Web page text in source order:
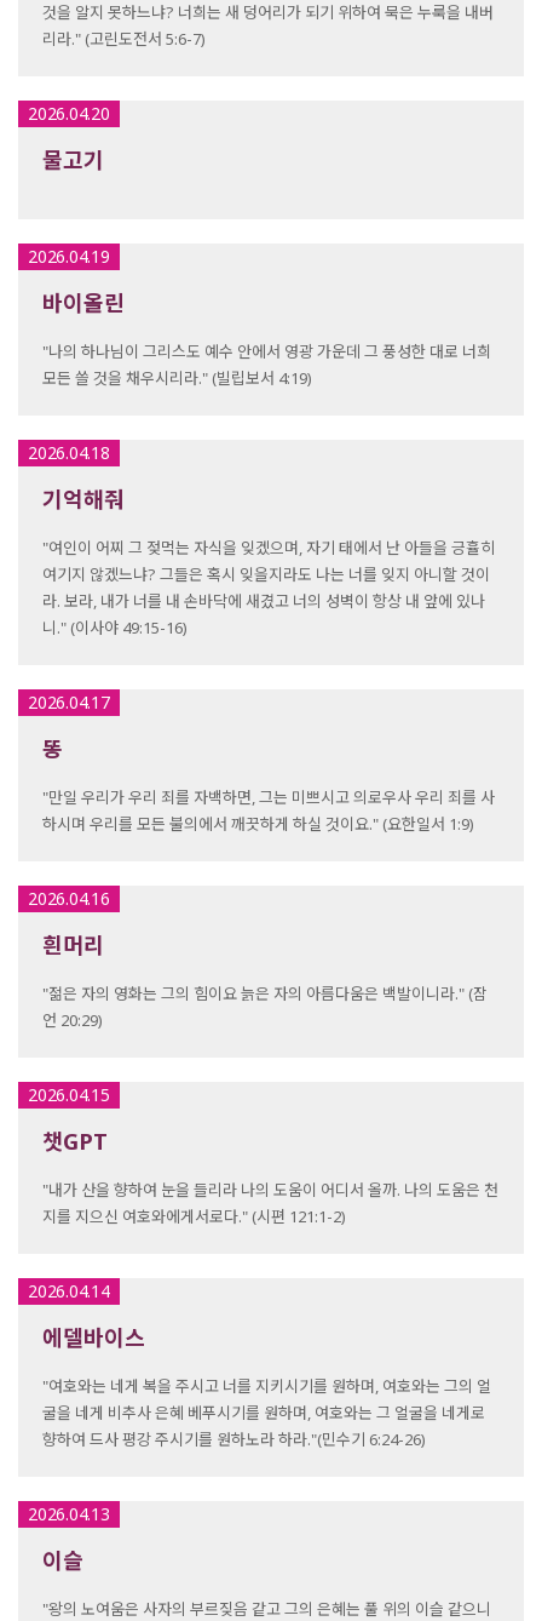
것을 알지 못하느냐? 너희는 새 덩어리가 되기 위하여 묵은 누룩을 내버
리라." (고린도전서 5:6-7)
2026.04.20
물고기
2026.04.19
바이올린
"나의 하나님이 그리스도 예수 안에서 영광 가운데 그 풍성한 대로 너희
모든 쓸 것을 채우시리라." (빌립보서 4:19)
2026.04.18
기억해줘
"여인이 어찌 그 젖먹는 자식을 잊겠으며, 자기 태에서 난 아들을 긍휼히
여기지 않겠느냐? 그들은 혹시 잊을지라도 나는 너를 잊지 아니할 것이
라. 보라, 내가 너를 내 손바닥에 새겼고 너의 성벽이 항상 내 앞에 있나
니." (이사야 49:15-16)
2026.04.17
똥
"만일 우리가 우리 죄를 자백하면, 그는 미쁘시고 의로우사 우리 죄를 사
하시며 우리를 모든 불의에서 깨끗하게 하실 것이요." (요한일서 1:9)
2026.04.16
흰머리
"젊은 자의 영화는 그의 힘이요 늙은 자의 아름다움은 백발이니라." (잠
언 20:29)
2026.04.15
챗GPT
"내가 산을 향하여 눈을 들리라 나의 도움이 어디서 올까. 나의 도움은 천
지를 지으신 여호와에게서로다." (시편 121:1-2)
2026.04.14
에델바이스
"여호와는 네게 복을 주시고 너를 지키시기를 원하며, 여호와는 그의 얼
굴을 네게 비추사 은혜 베푸시기를 원하며, 여호와는 그 얼굴을 네게로
향하여 드사 평강 주시기를 원하노라 하라."(민수기 6:24-26)
2026.04.13
이슬
"왕의 노여움은 사자의 부르짖음 같고 그의 은혜는 풀 위의 이슬 같으니